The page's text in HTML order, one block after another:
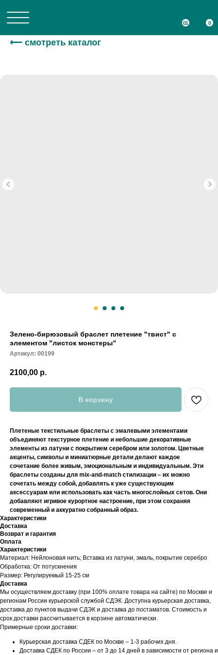
⟵ смотреть каталог
Зелено-бирюзовый браслет плетение "твист" с
элементом "листок монстеры"
Артикул: 00199
2100,00 р.
В корзину
Плетеные текстильные браслеты с эмалевыми элементами
объединяют текстурное плетение и небольшие декоративные
элементы из латуни с покрытием серебром или золотом. Цветные
акценты, символы и миниатюрные детали делают каждое
сочетание более живым, эмоциональным и индивидуальным. Эти
браслеты созданы для mix-and-match стилизации – их можно
сочетать между собой, добавлять к уже существующим
аксессуарам или использовать как часть многослойных сетов. Они
добавляют игривое курортное настроение, при этом сохраняя
современный и аккуратно собранный образ.
Характеристики
Доставка
Возврат и гарантия
Оплата
Характеристики
Материал: Нейлоновая нить; Вставка из латуни, эмаль, покрытие серебро
Обработка: От потускнения
Размер: Регулируемый 15-25 см
Доставка
Мы осуществляем доставку (при 100% оплате товара на сайте) по Москве и
регионам России курьерской службой СДЭК. Доступна курьерская доставка,
доставка до пунктов выдачи СДЭК и доставка до постаматов. Стоимость и
срок доставки рассчитывается в корзине автоматически.
Примерные сроки доставки:
Курьерская доставка СДЕК по Москве – 1-3 рабочих дня.
Доставка СДЕК по России – от 3 до 14 дней в зависимости от региона и